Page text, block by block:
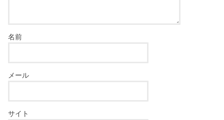
名前
メール
サイト